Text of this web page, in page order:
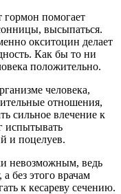
помогает
высыпаться.
окситоцин делает
Как бы то ни
положительно.
человека,
отношения,
сильное влечение к
испытывать
и поцелуев.
невозможным, ведь
без этого врачам
к кесареву сечению.